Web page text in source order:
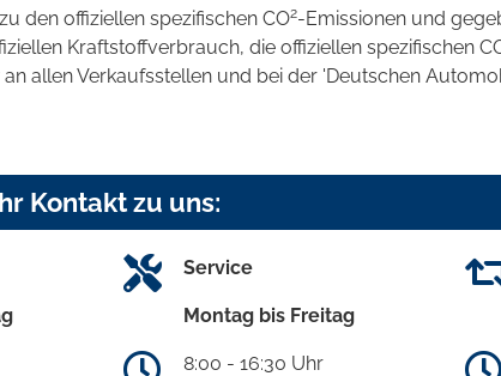
den offiziellen spezifischen CO2-Emissionen und
Kraftstoffverbrauch, die offiziellen spezifischen
allen Verkaufsstellen und bei der 'Deutschen
Kontakt zu uns:
Service
Montag bis Freitag
8:00 - 16:30 Uhr